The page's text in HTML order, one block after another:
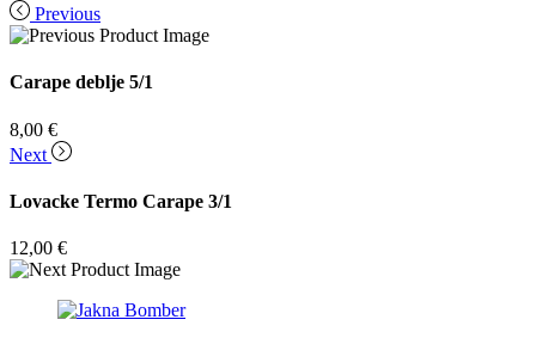
Previous
Carape deblje 5/1
8,00 €
Next
Lovacke Termo Carape 3/1
12,00 €